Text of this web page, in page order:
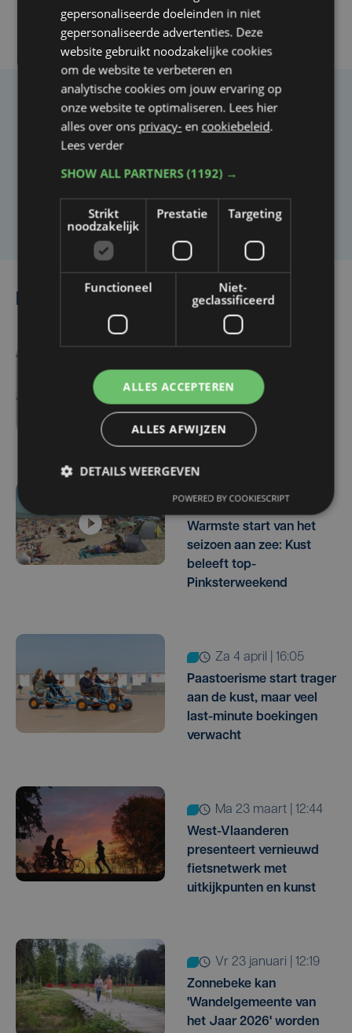
Taalfout opgemerkt?
Heb je een taal- of schrijffout opgemerkt in dit
Laat het ons weten
vr 26 juni | 12:32
Kust verwacht dit
weekend tot 150.000
dagtoeristen per dag
ma 25 mei | 11:31
Warmste start van het
seizoen aan zee: Kust
beleeft top-
Pinksterweekend
za 4 april | 16:05
Paastoerisme start trager
aan de kust, maar veel
last-minute boekingen
verwacht
ma 23 maart | 12:44
West-Vlaanderen
presenteert vernieuwd
fietsnetwerk met
uitkijkpunten en kunst
vr 23 januari | 12:19
Zonnebeke kan
'Wandelgemeente van
het Jaar 2026' worden
gepersonaliseerde doeleinden in niet
gepersonaliseerde advertenties. Deze
website gebruikt noodzakelijke cookies
om de website te verbeteren en
analytische cookies om jouw ervaring op
onze website te optimaliseren. Lees hier
alles over ons privacy- en cookiebeleid.
Lees verder
SHOW ALL PARTNERS(1192) →
Strikt
noodzakelijk
Prestatie Targeting
Functioneel
Niet-
geclassificeerd
ALLES ACCEPTEREN
ALLES AFWIJZEN
DETAILS WEERGEVEN
POWERED BY COOKIESCRIPT